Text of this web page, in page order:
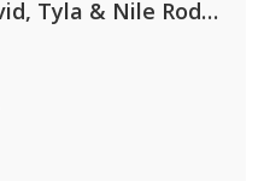
Damiano David, Tyla & Nile Rodgers